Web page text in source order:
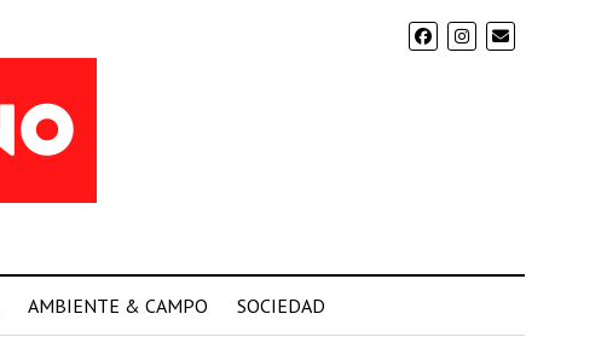
AMBIENTE & CAMPO SOCIEDAD